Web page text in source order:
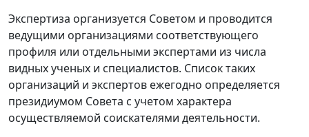
Экспертиза организуется Советом и проводится
ведущими организациями соответствующего
профиля или отдельными экспертами из числа
видных ученых и специалистов. Список таких
организаций и экспертов ежегодно определяется
президиумом Совета с учетом характера
осуществляемой соискателями деятельности.